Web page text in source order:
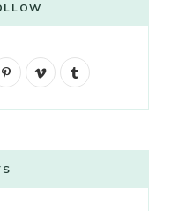
P
e
V
o
l